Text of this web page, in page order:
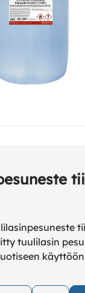
tuulilasin
säädetään